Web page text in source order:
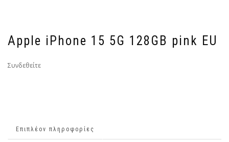
Apple iPhone 15 5G 128GB pink EU
Συνδεθείτε
Επιπλέον πληροφορίες